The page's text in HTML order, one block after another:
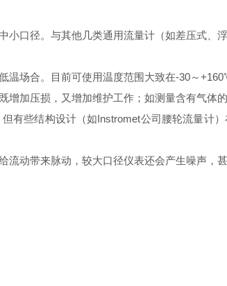
小口径。与其他几类通用流量计（如差压式、
温场合。目前可使用温度范围大致在-30～+160
加压损，又增加维护工作；如测量含有气体
有些结构设计（如Instromet公司腰轮流量计
动带来脉动，较大口径仪表还会产生噪声，甚